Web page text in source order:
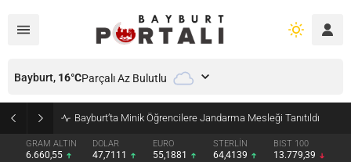
Bayburt’ta Minik Öğrencilere Jandarma Mesleği Tanıtıldı
GRAM ALTIN
6.660,55
DOLAR
47,7111
EURO
55,1881
STERLİN
64,4139
BIST 100
13.779,39
Bayburt, 16°CParçalı Az Bulutlu